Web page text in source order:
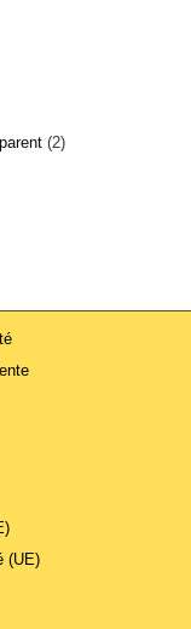
2
(UE)